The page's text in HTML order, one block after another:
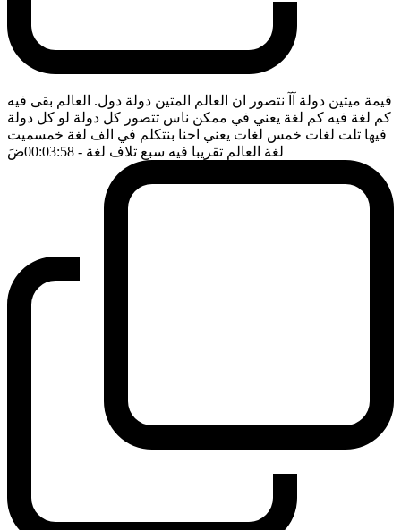
قيمة ميتين دولة آآ نتصور ان العالم المتين دولة دول. العالم بقى فيه
كم لغة فيه كم لغة يعني في ممكن ناس تتصور كل دولة لو كل دولة
فيها تلت لغات خمس لغات يعني احنا بنتكلم في الف لغة خمسميت
لغة العالم تقريبا فيه سبع تلاف لغة - 00:03:58 ضَ